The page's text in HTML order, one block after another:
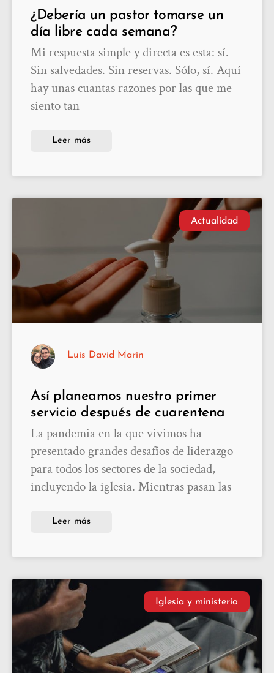
¿Debería un pastor tomarse un
día libre cada semana?
Mi respuesta simple y directa es esta: sí.
Sin salvedades. Sin reservas. Sólo, sí. Aquí
hay unas cuantas razones por las que me
siento tan
Leer más
Actualidad
Así planeamos nuestro primer
servicio después de cuarentena
La pandemia en la que vivimos ha
presentado grandes desafíos de liderazgo
para todos los sectores de la sociedad,
incluyendo la iglesia. Mientras pasan las
Leer más
Luis David Marín
Iglesia y ministerio